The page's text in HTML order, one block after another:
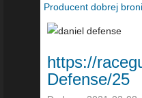
Producent dobrej broni
https://
Defense/25